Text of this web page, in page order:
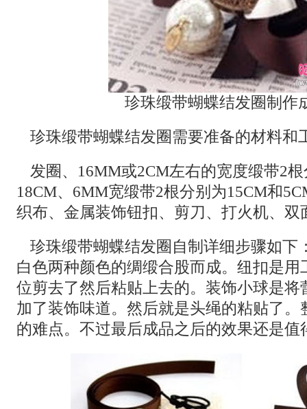
珍珠缎带蝴蝶结发圈制作
珍珠缎带蝴蝶结发圈需要准备的材料和
发圈、16MM或2CM左右的宽度缎带2
18CM、6MM宽缎带2根分别为15CM和
织布、金属装饰钮扣、剪刀、打火机、双
珍珠缎带蝴蝶结发圈自制详细步骤如下
白色两种颜色的绸缎合股而成。纽扣是用
位剪去了然后粘贴上去的。装饰小球是将
加了装饰味道。然后就是头绳的粘贴了。
的难点。不过最后成品之后的效果还是值